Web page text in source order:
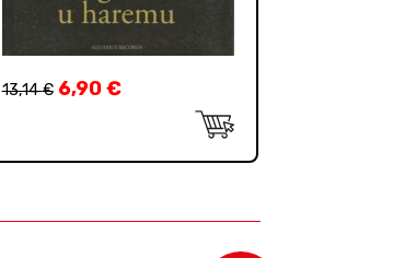
13,14€ 6,90€